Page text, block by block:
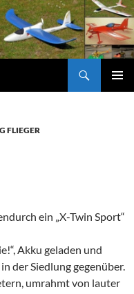
FLIEGER
ein „X-Twin Sport“
Akku geladen und
der Siedlung gegenüber.
umrahmt von lauter